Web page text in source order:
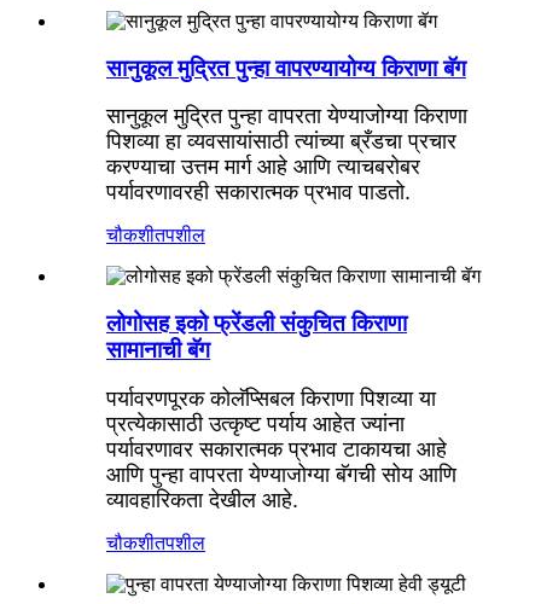
सानुकूल मुद्रित पुन्हा वापरण्यायोग्य किराणा बॅग
सानुकूल मुद्रित पुन्हा वापरता येण्याजोग्या किराणा
पिशव्या हा व्यवसायांसाठी त्यांच्या ब्रँडचा प्रचार
करण्याचा उत्तम मार्ग आहे आणि त्याचबरोबर
पर्यावरणावरही सकारात्मक प्रभाव पाडतो.
चौकशीतपशील
लोगोसह इको फ्रेंडली संकुचित किराणा
सामानाची बॅग
पर्यावरणपूरक कोलॅप्सिबल किराणा पिशव्या या
प्रत्येकासाठी उत्कृष्ट पर्याय आहेत ज्यांना
पर्यावरणावर सकारात्मक प्रभाव टाकायचा आहे
आणि पुन्हा वापरता येण्याजोग्या बॅगची सोय आणि
व्यावहारिकता देखील आहे.
चौकशीतपशील